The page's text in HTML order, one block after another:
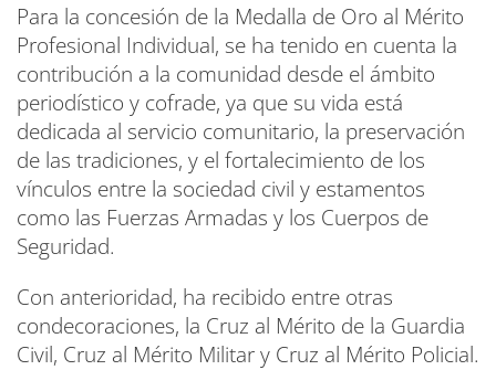
Para la concesión de la Medalla de Oro al Mérito
Profesional Individual, se ha tenido en cuenta la
contribución a la comunidad desde el ámbito
periodístico y cofrade, ya que su vida está
dedicada al servicio comunitario, la preservación
de las tradiciones, y el fortalecimiento de los
vínculos entre la sociedad civil y estamentos
como las Fuerzas Armadas y los Cuerpos de
Seguridad.
Con anterioridad, ha recibido entre otras
condecoraciones, la Cruz al Mérito de la Guardia
Civil, Cruz al Mérito Militar y Cruz al Mérito Policial.